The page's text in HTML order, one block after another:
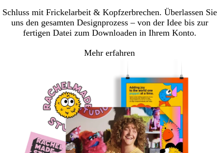
Schluss mit Frickelarbeit & Kopfzerbrechen. Überlassen Sie
uns den gesamten Designprozess – von der Idee bis zur
fertigen Datei zum Downloaden in Ihrem Konto.
Mehr erfahren